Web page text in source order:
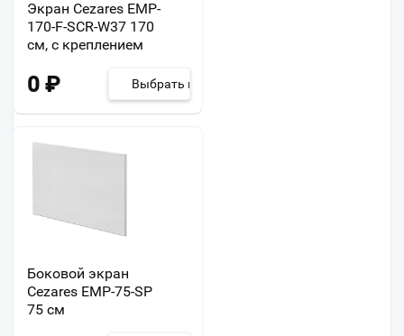
Экран Cezares EMP-
170-F-SCR-W37 170
см, с креплением
0 ₽ Выбрать из 2
Боковой экран
Cezares EMP-75-SP
75 см